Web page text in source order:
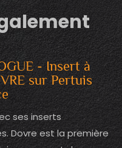
- Insert à
sur Pertuis
ses inserts
Dovre est la première